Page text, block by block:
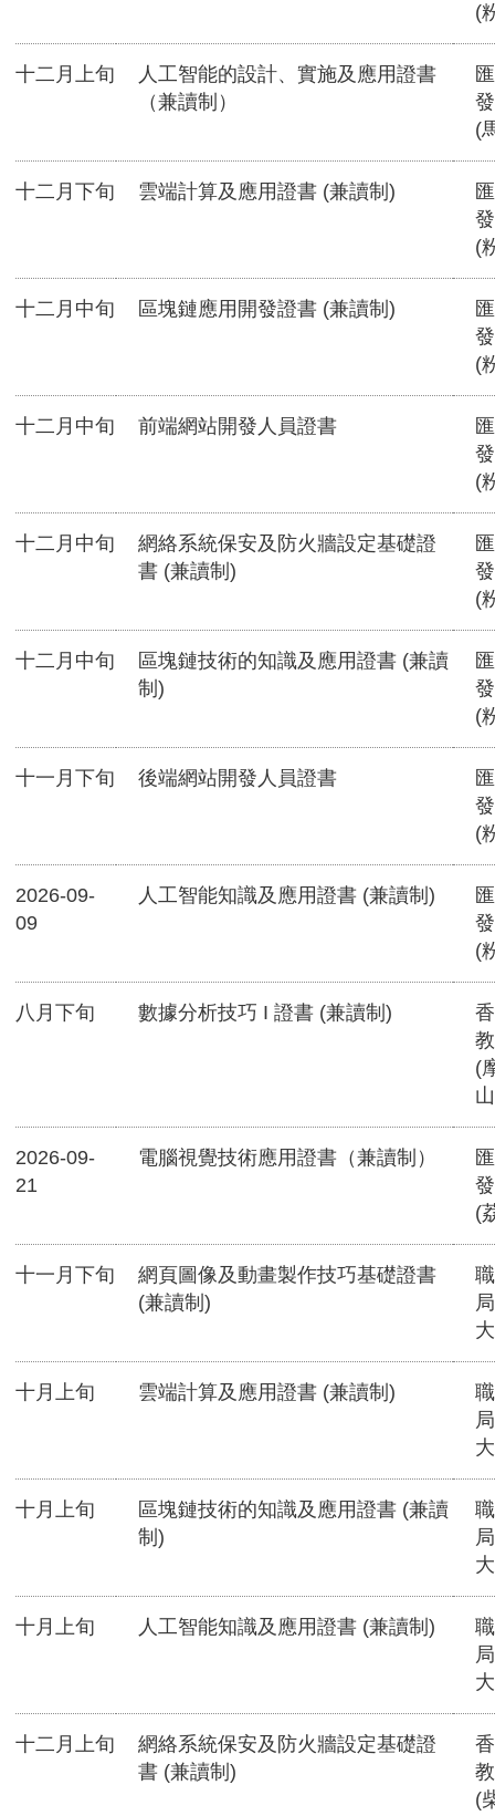
(
十二月上旬
人工智能的設計、實施及應用證書
（兼讀制）
(
十二月下旬 雲端計算及應用證書 (兼讀制)
(
十二月中旬 區塊鏈應用開發證書 (兼讀制)
(
十二月中旬 前端網站開發人員證書
(
十二月中旬
網絡系統保安及防火牆設定基礎證
書 (兼讀制)
(
十二月中旬
區塊鏈技術的知識及應用證書 (兼讀
制)
(
十一月下旬 後端網站開發人員證書
(
2026-09-
09
人工智能知識及應用證書 (兼讀制)
(
八月下旬 數據分析技巧 I 證書 (兼讀制)
(
2026-09-
21
電腦視覺技術應用證書（兼讀制）
(
十一月下旬
網頁圖像及動畫製作技巧基礎證書
(兼讀制)
十月上旬 雲端計算及應用證書 (兼讀制)
十月上旬
區塊鏈技術的知識及應用證書 (兼讀
制)
十月上旬 人工智能知識及應用證書 (兼讀制)
十二月上旬
網絡系統保安及防火牆設定基礎證
書 (兼讀制)
(